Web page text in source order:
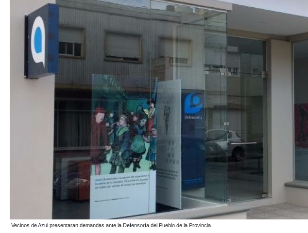
Vecinos de Azul presentaran demandas ante la Defensoría del Pueblo de la Provincia.